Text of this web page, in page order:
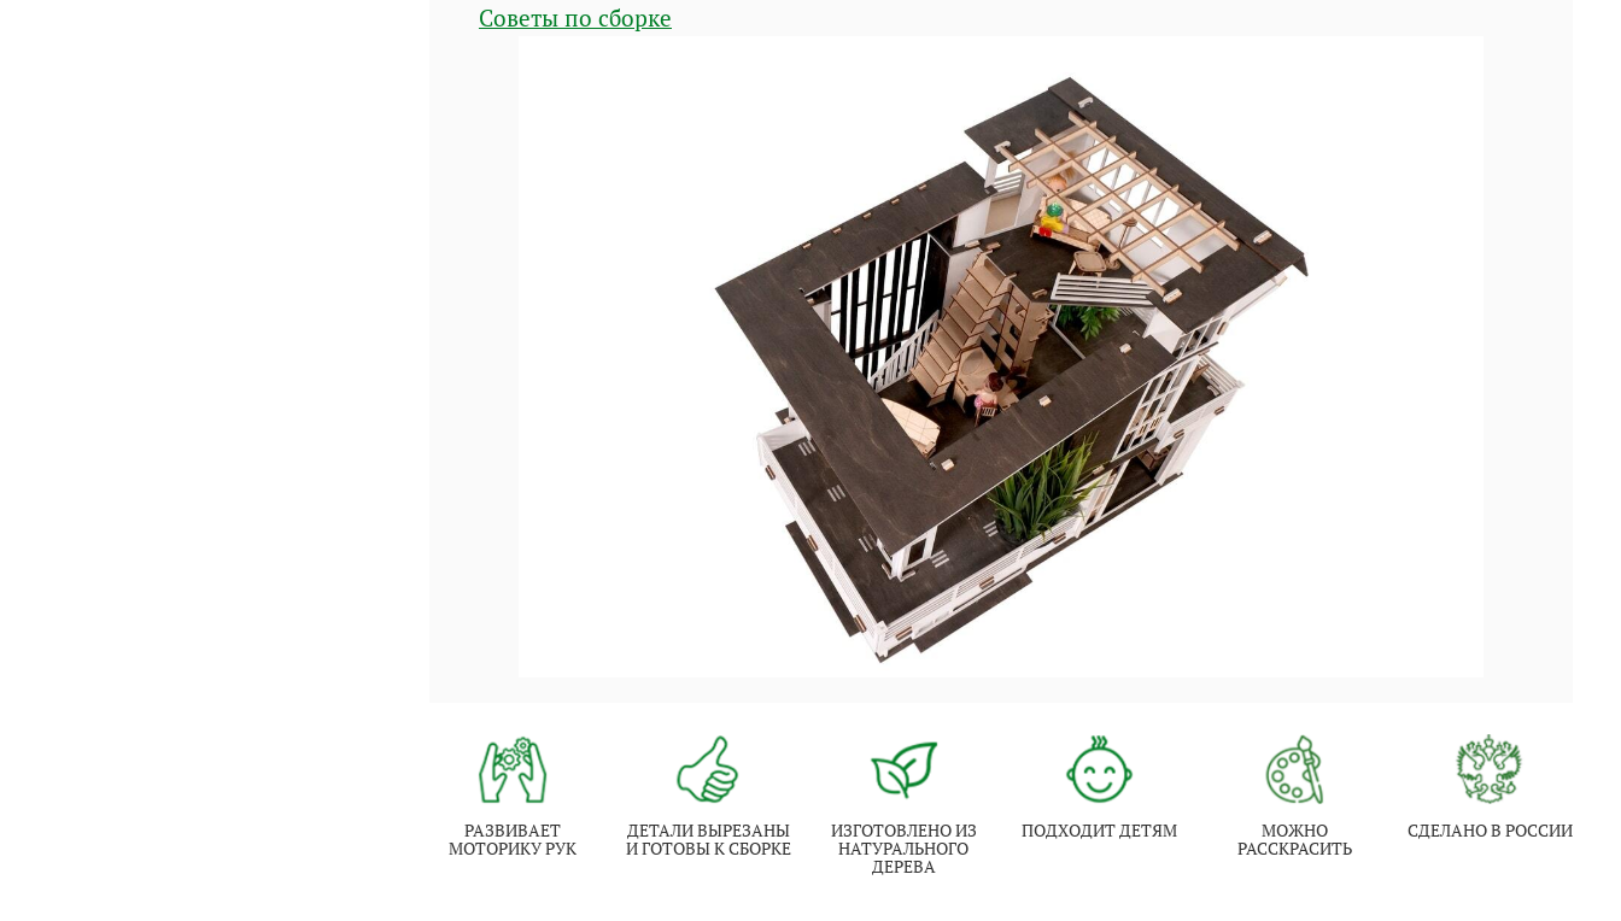
Советы по сборке
РАЗВИВАЕТ
МОТОРИКУ РУК
ДЕТАЛИ ВЫРЕЗАНЫ
И ГОТОВЫ К СБОРКЕ
ИЗГОТОВЛЕНО ИЗ
НАТУРАЛЬНОГО
ДЕРЕВА
ПОДХОДИТ ДЕТЯМ МОЖНО
РАССКРАСИТЬ
СДЕЛАНО В РОССИИ